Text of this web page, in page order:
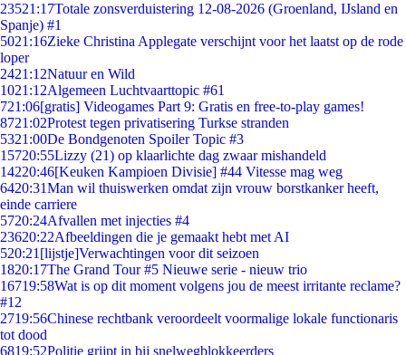
23521:17Totale zonsverduistering 12-08-2026 (Groenland, IJsland en
Spanje) #1
5021:16Zieke Christina Applegate verschijnt voor het laatst op de rode
loper
2421:12Natuur en Wild
1021:12Algemeen Luchtvaarttopic #61
721:06[gratis] Videogames Part 9: Gratis en free-to-play games!
8721:02Protest tegen privatisering Turkse stranden
5321:00De Bondgenoten Spoiler Topic #3
15720:55Lizzy (21) op klaarlichte dag zwaar mishandeld
14220:46[Keuken Kampioen Divisie] #44 Vitesse mag weg
6420:31Man wil thuiswerken omdat zijn vrouw borstkanker heeft,
einde carriere
5720:24Afvallen met injecties #4
23620:22Afbeeldingen die je gemaakt hebt met AI
520:21 [lijstje]Verwachtingen voor dit seizoen
1820:17The Grand Tour #5 Nieuwe serie - nieuw trio
16719:58Wat is op dit moment volgens jou de meest irritante reclame?
#12
2719:56Chinese rechtbank veroordeelt voormalige lokale functionaris
tot dood
6819:52Politie grijpt in bij snelwegblokkeerders